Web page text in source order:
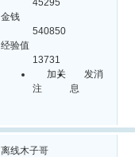
45295
金钱
540850
经验值
13731
加关
注
发消
息
离线木子哥